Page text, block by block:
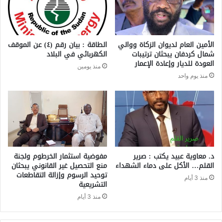
الأمين العام لديوان الزكاة ووالي
شمال كردفان يبحثان ترتيبات
العودة للديار وإعادة الإعمار
منذ يوم واحد
الطاقة : بيان رقم (٤) ​عن الموقف
الكهربائي في البلاد
منذ يومين
د. معاوية عبيد يكتب : صرير
القلم… الأكل على دماء الشهداء
منذ 3 أيام
مفوضية استثمار الخرطوم ولجنة
منع التحصيل غير القانوني يبحثان
توحيد الرسوم وإزالة التقاطعات
التشريعية
منذ 3 أيام